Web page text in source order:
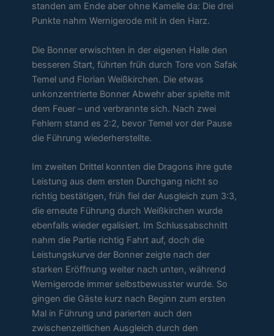
standen am Ende aber ohne Kamelle da: Die drei
Punkte nahm Wernigerode mit in den Harz.
Die Bonner erwischten in der eigenen Halle den
besseren Start, führten früh durch Tore von Safak
Temel und Florian Weißkirchen. Die etwas
unkonzentrierte Bonner Abwehr aber spielte mit
dem Feuer – und verbrannte sich. Nach zwei
Fehlern stand es 2:2, bevor Temel vor der Pause
die Führung wiederherstellte.
Im zweiten Drittel konnten die Dragons ihre gute
Leistung aus dem ersten Durchgang nicht so
richtig bestätigen, früh fiel der Ausgleich zum 3:3,
die erneute Führung durch Weißkirchen wurde
ebenfalls wieder egalisiert. Im Schlussabschnitt
nahm die Partie richtig Fahrt auf, doch die
Leistungskurve der Bonner zeigte nach der
starken Eröffnung weiter nach unten, während
Wernigerode immer selbstbewusster wurde. So
gingen die Gäste kurz nach Beginn zum ersten
Mal in Führung und parierten auch den
zwischenzeitlichen Ausgleich durch den